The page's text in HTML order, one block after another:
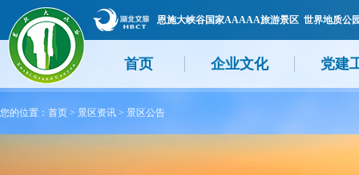
恩施大峡谷国家AAAAA旅游景区 世界地质公
首页 企业文化 党建
您的位置： 首页 > 景区资讯 > 景区公告